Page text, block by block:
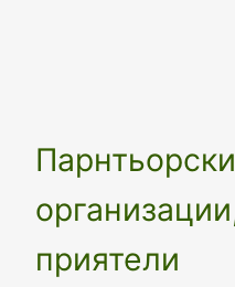
Парнтьорски
приятели